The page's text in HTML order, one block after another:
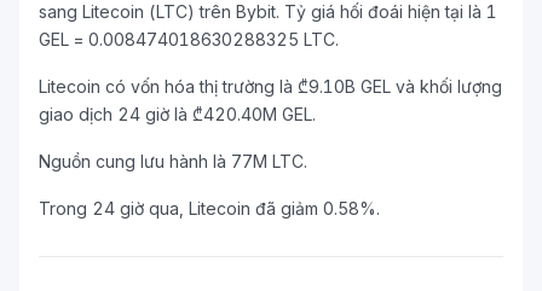
sang Litecoin (LTC) trên Bybit. Tỷ giá hối đoái hiện tại là 1
GEL = 0.008474018630288325 LTC.
Litecoin có vốn hóa thị trường là ₾9.10B GEL và khối lượng
giao dịch 24 giờ là ₾420.40M GEL.
Nguồn cung lưu hành là 77M LTC.
Trong 24 giờ qua, Litecoin đã giảm 0.58%.